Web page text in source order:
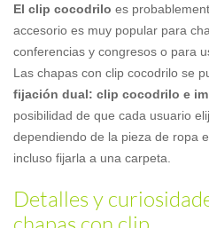
El clip cocodrilo es
accesorio es muy popular para
conferencias y congresos o para
Las chapas con clip cocodrilo se
fijación dual: clip cocodrilo e
posibilidad de que cada usuario
dependiendo de la pieza de ropa
incluso fijarla a una carpeta.
Detalles y